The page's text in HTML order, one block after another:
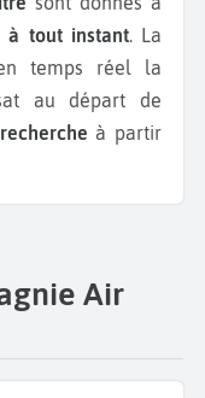
à tout instant. La
temps réel la
au départ de
à partir
Air